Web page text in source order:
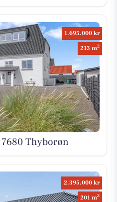
1.695.000 kr
213 m2
7680 Thyborøn
2.395.000 kr
201 m2